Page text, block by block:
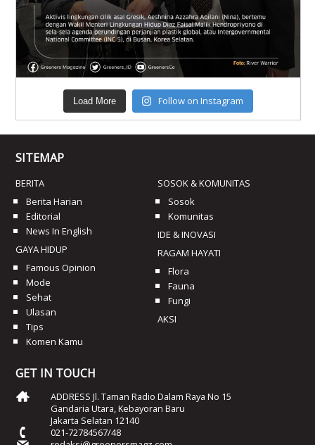
Load More Follow on Instagram
SITEMAP
BERITA
Berita Harian
Editorial
News In English
GAYA HIDUP
Famous Opinion
Mode
Sehat
Ulasan
Tips
Komen Kamu
SOSOK & KOMUNITAS
Sosok
Komunitas
IDE & INOVASI
RAGAM HAYATI
Flora
Fauna
Fungi
AKSI
GET IN TOUCH
ADDRESS Jl. Taman Radio Dalam Raya No 15
Gandaria Utara, Kebayoran Baru
Jakarta Selatan 12140
021-72784567/48